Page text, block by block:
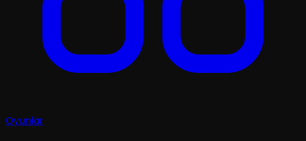
Oyunlar